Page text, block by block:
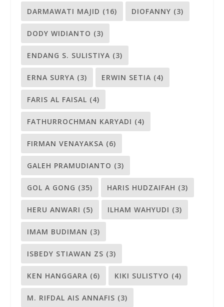
DARMAWATI MAJID (16) DIOFANNY (3)
DODY WIDIANTO (3)
ENDANG S. SULISTIYA (3)
ERNA SURYA (3) ERWIN SETIA (4)
FARIS AL FAISAL (4)
FATHURROCHMAN KARYADI (4)
FIRMAN VENAYAKSA (6)
GALEH PRAMUDIANTO (3)
GOL A GONG (35) HARIS HUDZAIFAH (3)
HERU ANWARI (5) ILHAM WAHYUDI (3)
IMAM BUDIMAN (3)
ISBEDY STIAWAN ZS (3)
KEN HANGGARA (6) KIKI SULISTYO (4)
M. RIFDAL AIS ANNAFIS (3)